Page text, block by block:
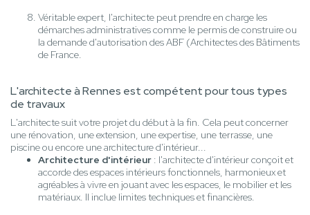
Véritable expert, l'architecte peut prendre en charge les
démarches administratives comme le permis de construire ou
la demande d'autorisation des ABF (Architectes des Bâtiments
de France.
L'architecte à Rennes est compétent pour tous types
de travaux
L'architecte suit votre projet du début à la fin. Cela peut concerner
une rénovation, une extension, une expertise, une terrasse, une
piscine ou encore une architecture d'intérieur...
Architecture d'intérieur : l'architecte d'intérieur conçoit et
accorde des espaces intérieurs fonctionnels, harmonieux et
agréables à vivre en jouant avec les espaces, le mobilier et les
matériaux. Il inclue limites techniques et financières.